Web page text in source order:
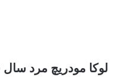
لوکا مودریچ مرد سال